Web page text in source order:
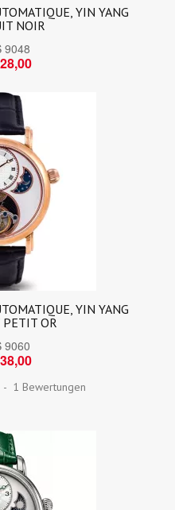
YIN YANG
NOIR
9048
YIN YANG
PETIT OR
9060
- 1 Bewertungen